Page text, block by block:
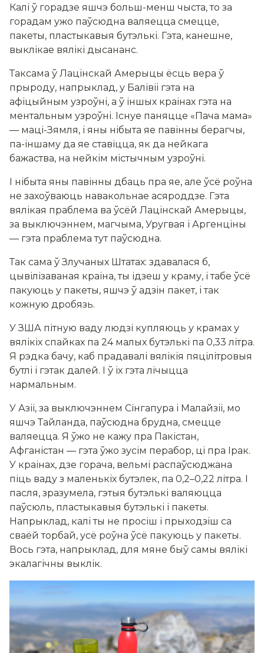
Калі ў горадзе яшчэ больш-менш чыста, то за
горадам ужо паўсюдна валяецца смецце,
пакеты, пластыкавыя бутэлькі. Гэта, канешне,
выклікае вялікі дысананс.
Таксама ў Лацінскай Амерыцы ёсць вера ў
прыроду, напрыклад, у Балівіі гэта на
афіцыйным узроўні, а ў іншых краінах гэта на
ментальным узроўні. Існуе паняцце «Пача мама»
— маці-Зямля, і яны нібыта яе павінны берагчы,
па-іншаму да яе ставіцца, як да нейкага
бажаства, на нейкім містычным узроўні.
І нібыта яны павінны дбаць пра яе, але ўсё роўна
не захоўваюць навакольнае асяроддзе. Гэта
вялікая праблема ва ўсёй Лацінскай Амерыцы,
за выключэннем, магчыма, Уругвая і Аргенціны
— гэта праблема тут паўсюдна.
Так сама ў Злучаных Штатах: здавалася б,
цывілізаваная краіна, ты ідзеш у краму, і табе ўсё
пакуюць у пакеты, яшчэ ў адзін пакет, і так
кожную дробязь.
У ЗША пітную ваду людзі купляюць у крамах у
вялікіх спайках па 24 малых бутэлькі па 0,33 літра.
Я рэдка бачу, каб прадавалі вялікія пяцілітровыя
бутлі і гэтак далей. І ў іх гэта лічыцца
нармальным.
У Азіі, за выключэннем Сінгапура і Малайзіі, мо
яшчэ Тайланда, паўсюдна брудна, смецце
валяецца. Я ўжо не кажу пра Пакістан,
Афганістан — гэта ўжо зусім перабор, ці пра Ірак.
У краінах, дзе горача, вельмі распаўсюджана
піць ваду з маленькіх бутэлек, па 0,2–0,22 літра. І
пасля, зразумела, гэтыя бутэлькі валяюцца
паўсюль, пластыкавыя бутэлькі і пакеты.
Напрыклад, калі ты не просіш і прыходзіш са
сваёй торбай, усё роўна ўсё пакуюць у пакеты.
Вось гэта, напрыклад, для мяне быў самы вялікі
экалагічны выклік.